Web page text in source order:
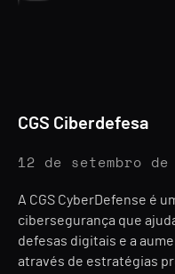
CGS Ciberdefesa
12 de setembro de
A CGS CyberDefense é
cibersegurança que
defesas digitais e a
através de estratégias